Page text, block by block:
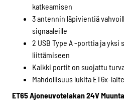
katkeamisen
3 antennin läpivientiä
signaaleille
2 USB Type A -porttia ja
liittämiseen
Kaikki portit on suojattu
Mahdollisuus lukita ET6x-laite
ET65 Ajoneuvotelakan 24V